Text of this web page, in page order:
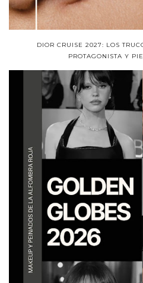
DIOR CRUISE 2027: LOS
PROTAGONISTA Y